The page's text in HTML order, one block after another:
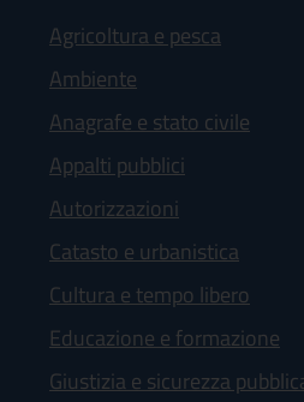
Agricoltura e pesca
Ambiente
Anagrafe e stato civile
Appalti pubblici
Autorizzazioni
Catasto e urbanistica
Cultura e tempo libero
Educazione e formazione
Giustizia e sicurezza